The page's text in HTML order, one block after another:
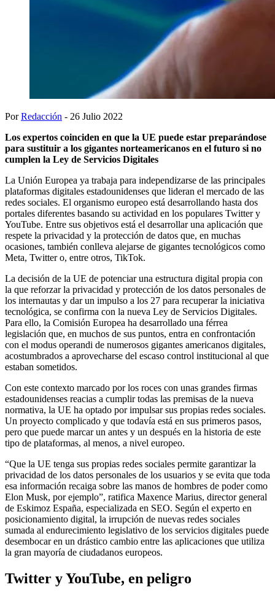
PorRedacción - 26 Julio 2022
Los expertos coinciden en que la UE puede estar preparándose
para sustituir a los gigantes norteamericanos en el futuro si no
cumplen la Ley de Servicios Digitales
La Unión Europea ya trabaja para independizarse de las principales
plataformas digitales estadounidenses que lideran el mercado de las
redes sociales. El organismo europeo está desarrollando hasta dos
portales diferentes basando su actividad en los populares Twitter y
YouTube. Entre sus objetivos está el desarrollar una aplicación que
respete la privacidad y la protección de datos que, en muchas
ocasiones, también conlleva alejarse de gigantes tecnológicos como
Meta, Twitter o, entre otros, TikTok.
La decisión de la UE de potenciar una estructura digital propia con
la que reforzar la privacidad y protección de los datos personales de
los internautas y dar un impulso a los 27 para recuperar la iniciativa
tecnológica, se confirma con la nueva Ley de Servicios Digitales.
Para ello, la Comisión Europea ha desarrollado una férrea
legislación que, en muchos de sus puntos, entra en confrontación
con el modus operandi de numerosos gigantes americanos digitales,
acostumbrados a aprovecharse del escaso control institucional al que
estaban sometidos.
Con este contexto marcado por los roces con unas grandes firmas
estadounidenses reacias a cumplir todas las premisas de la nueva
normativa, la UE ha optado por impulsar sus propias redes sociales.
Un proyecto complicado y que todavía está en sus primeros pasos,
pero que puede marcar un antes y un después en la historia de este
tipo de plataformas, al menos, a nivel europeo.
“Que la UE tenga sus propias redes sociales permite garantizar la
privacidad de los datos personales de los usuarios y se evita que toda
esa información recaiga sobre las manos de hombres de poder como
Elon Musk, por ejemplo”, ratifica Maxence Marius, director general
de Eskimoz España, especializada en SEO. Según el experto en
posicionamiento digital, la irrupción de nuevas redes sociales
sumada al endurecimiento legislativo de los servicios digitales puede
desembocar en un drástico cambio entre las aplicaciones que utiliza
la gran mayoría de ciudadanos europeos.
Twitter y YouTube, en peligro